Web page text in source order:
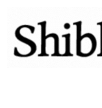
content